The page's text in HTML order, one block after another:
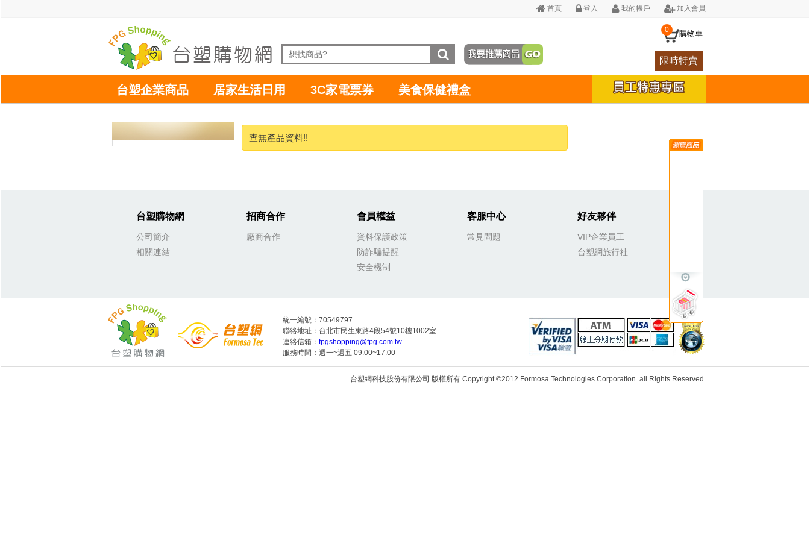
首頁 登入 我的帳戶 加入會員
0 購物車
限時特賣
台塑企業商品 居家生活日用 3C家電票券 美食保健禮盒
查無產品資料!!
台塑購物網
公司簡介
相關連結
招商合作
廠商合作
會員權益
資料保護政策
防詐騙提醒
安全機制
客服中心
常見問題
好友夥伴
VIP企業員工
台塑網旅行社
統一編號：70549797
聯絡地址：台北市民生東路4段54號10樓1002室
連絡信箱： fpgshopping@fpg.com.tw
服務時間：週一~週五 09:00~17:00
台塑網科技股份有限公司 版權所有 Copyright ©2012 Formosa Technologies Corporation. all Rights Reserved.